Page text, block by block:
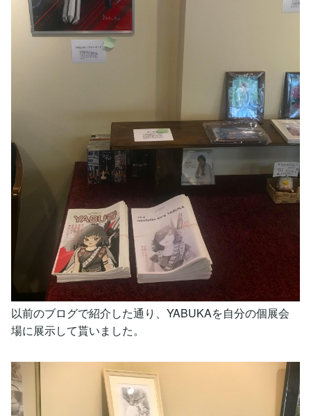
以前のブログで紹介した通り、YABUKAを自分の個展会
場に展示して貰いました。